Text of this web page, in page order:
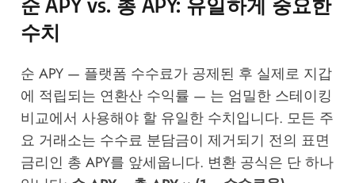
순 APY vs. 총 APY: 유일하게 중요한
수치
순 APY — 플랫폼 수수료가 공제된 후 실제로 지갑
에 적립되는 연환산 수익률 — 는 엄밀한 스테이킹
비교에서 사용해야 할 유일한 수치입니다. 모든 주
요 거래소는 수수료 분담금이 제거되기 전의 표면
금리인 총 APY를 앞세웁니다. 변환 공식은 단 하나